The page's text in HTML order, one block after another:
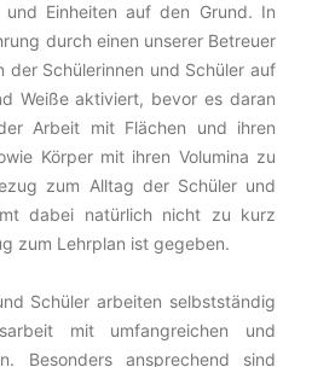
und Einheiten auf den Grund. In
durch einen unserer Betreuer
der Schülerinnen und Schüler auf
Weiße aktiviert, bevor es daran
Arbeit mit Flächen und ihren
Körper mit ihren Volumina zu
zum Alltag der Schüler und
dabei natürlich nicht zu kurz
zum Lehrplan ist gegeben.
Schüler arbeiten selbstständig
mit umfangreichen und
Besonders ansprechend sind